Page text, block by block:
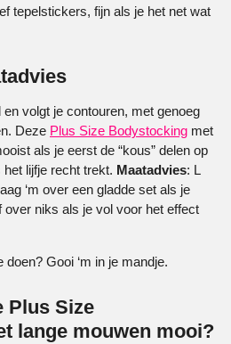
tepelstickers, fijn als je het net wat
volgt je contouren, met genoeg
Deze Plus Size Bodystocking met
als je eerst de “kous” delen op
lijfje recht trekt. Maatadvies: L
‘m over een gladde set als je
over niks als je vol voor het effect
Gooi ‘m in je mandje.
Plus Size
lange mouwen mooi?